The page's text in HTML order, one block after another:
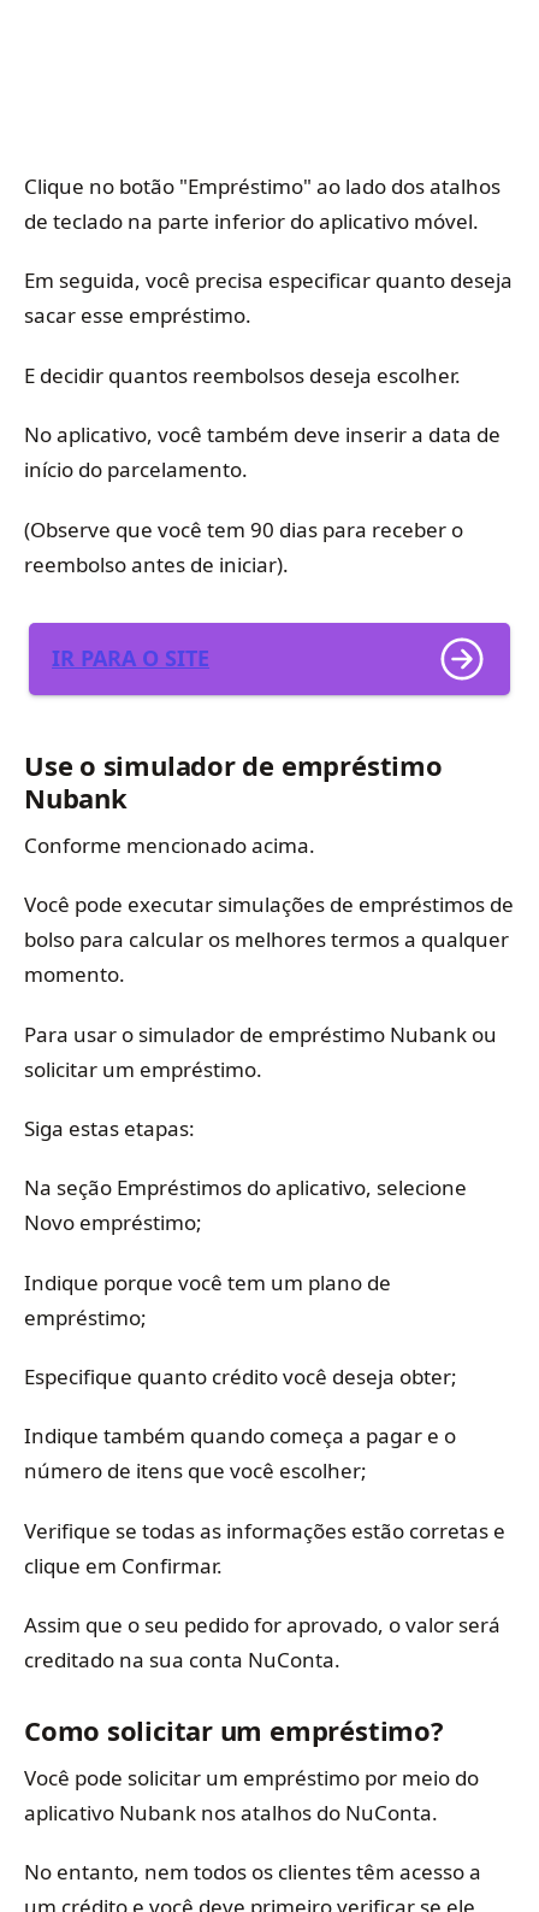
Clique no botão "Empréstimo" ao lado dos atalhos
de teclado na parte inferior do aplicativo móvel.
Em seguida, você precisa especificar quanto deseja
sacar esse empréstimo.
E decidir quantos reembolsos deseja escolher.
No aplicativo, você também deve inserir a data de
início do parcelamento.
(Observe que você tem 90 dias para receber o
reembolso antes de iniciar).
IR PARA O SITE
Use o simulador de empréstimo
Nubank
Conforme mencionado acima.
Você pode executar simulações de empréstimos de
bolso para calcular os melhores termos a qualquer
momento.
Para usar o simulador de empréstimo Nubank ou
solicitar um empréstimo.
Siga estas etapas:
Na seção Empréstimos do aplicativo, selecione
Novo empréstimo;
Indique porque você tem um plano de
empréstimo;
Especifique quanto crédito você deseja obter;
Indique também quando começa a pagar e o
número de itens que você escolher;
Verifique se todas as informações estão corretas e
clique em Confirmar.
Assim que o seu pedido for aprovado, o valor será
creditado na sua conta NuConta.
Como solicitar um empréstimo?
Você pode solicitar um empréstimo por meio do
aplicativo Nubank nos atalhos do NuConta.
No entanto, nem todos os clientes têm acesso a